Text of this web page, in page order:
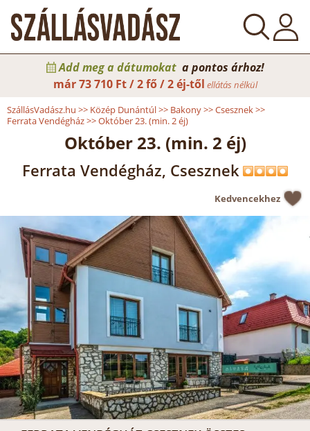
Add meg a dátumokat a pontos árhoz!
már73 710 Ft / 2 fő / 2 éj-től ellátás nélkül
SzállásVadász.hu >> Közép Dunántúl>> Bakony>>Csesznek>>
Ferrata Vendégház>>Október 23. (min. 2 éj)
Október 23. (min. 2 éj)
Ferrata Vendégház, Csesznek
Kedvencekhez